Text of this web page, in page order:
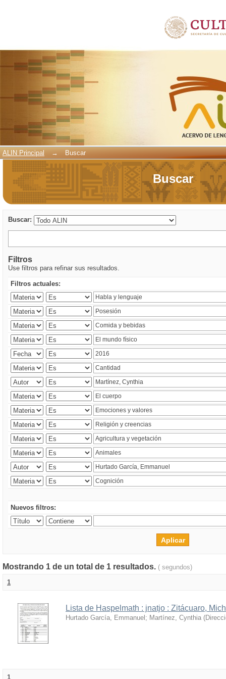
ALIN Principal → Buscar
Buscar
Buscar:
Filtros
Use filtros para refinar sus resultados.
Filtros actuales:
Nuevos filtros:
Mostrando 1 de un total de 1 resultados. ( segundos)
1
Lista de Haspelmath : jnatjo : Zitácuaro,
Hurtado García, Emmanuel ; Martínez, Cynthia (
1